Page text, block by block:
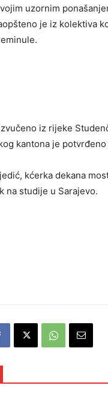
uzornim
je iz kolektiva
iz rijeke
kantona je
kćerka dekana
na studije u Sarajevo.